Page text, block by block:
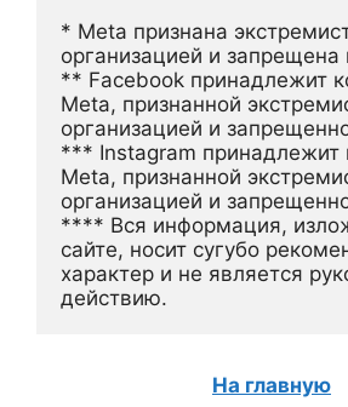
* Meta признана
организацией и
** Facebook принадлежит
Meta, признанной
организацией и
*** Instagram принадлежит
Meta, признанной
организацией и
**** Вся информация,
сайте, носит сугубо
характер и не является
действию.
На главную